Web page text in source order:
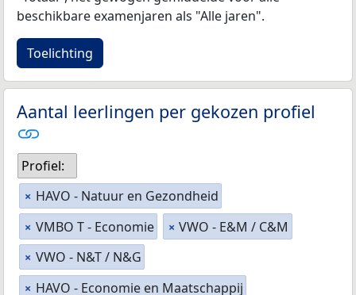
beschikbare examenjaren als "Alle jaren".
Toelichting
Aantal leerlingen per gekozen profiel
Profiel:
× HAVO - Natuur en Gezondheid
× VMBO T - Economie × VWO - E&M / C&M
× VWO - N&T / N&G
× HAVO - Economie en Maatschappij